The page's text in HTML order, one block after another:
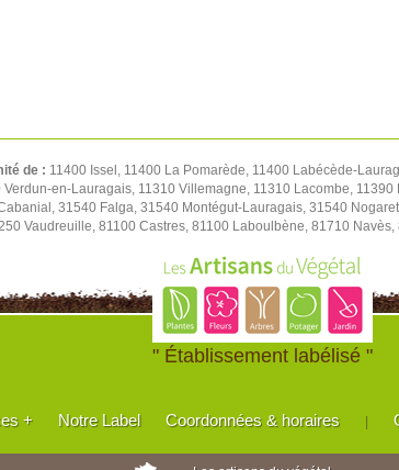
de : 11400 Issel, 11400 La Pomarède, 11400 Labécède-
en-Lauragais, 11310 Villemagne, 11310 Lacombe,
31540 Falga, 31540 Montégut-Lauragais, 31540
Vaudreuille, 81100 Castres, 81100 Laboulbène, 81710
" Établissement labélisé "
+ Notre Label Coordonnées & horaires |